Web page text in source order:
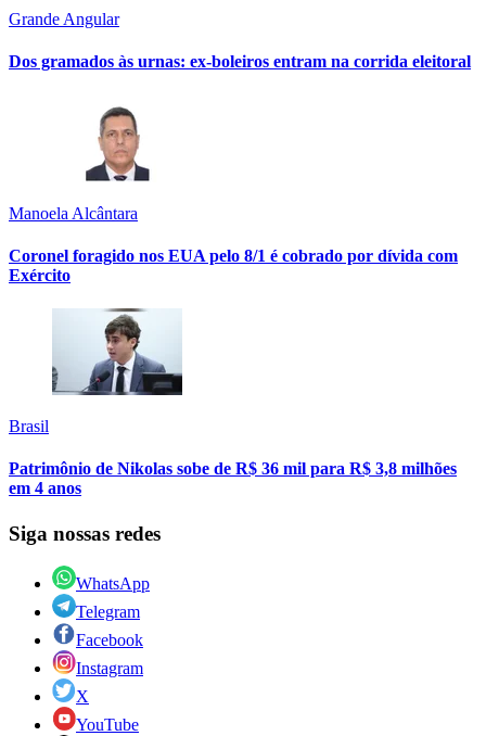
Grande Angular
Dos gramados às urnas: ex-boleiros entram na corrida eleitoral
Manoela Alcântara
Coronel foragido nos EUA pelo 8/1 é cobrado por dívida com
Exército
Brasil
Patrimônio de Nikolas sobe de R$ 36 mil para R$ 3,8 milhões
em 4 anos
Siga nossas redes
WhatsApp
Telegram
Facebook
Instagram
X
YouTube